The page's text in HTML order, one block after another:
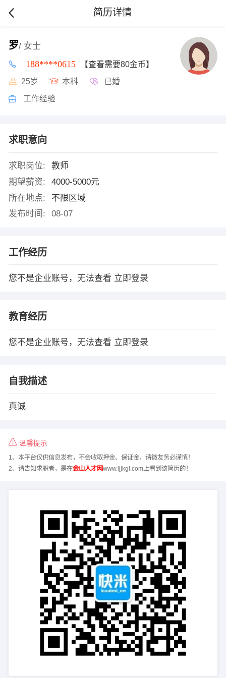
简历详情
罗/ 女士
188****0615 【查看需要80金币】
25岁 本科 已婚
工作经验
求职意向
求职岗位:
教师
期望薪资:
4000-5000元
所在地点:
不限区域
发布时间:
08-07
工作经历
您不是企业账号，无法查看 立即登录
教育经历
您不是企业账号，无法查看 立即登录
自我描述
真诚
温馨提示
1、本平台仅供信息发布，不会收取押金、保证金，请微友务必谨慎！
2、请告知求职者，是在金山人才网www.ljjkgl.com上看到该简历的！